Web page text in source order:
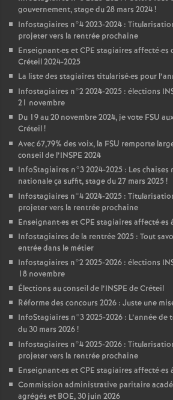
gouvernement, stage du 28 mars 2024!
Infostagiaires n°4 2023-2024 :
projeter vers la rentrée prochaine
Enseignant·es etCPE stagiaires affecté·es
Créteil 2024-2025
La liste des stagiaires titularisé·es pour
Infostagiaires n°2 2024-2025 : élections
21 novembre
Du 19 au 20 novembre 2024, je vote FSU
Créteil!
Avec 67,79% des voix, la FSU remporte
conseil de l’INSPE 2024
InfoStagiaires n°3 2024-2025 : Les chaises
nationale ça suffit, stage du 27 mars 2025!
Infostagiaires n°4 2024-2025 :
projeter vers la rentrée prochaine
Enseignant·es etCPE stagiaires affecté·es
Infostagiaires de la rentrée 2025 : Tout
entrée dans le métier
Infostagiaires n°2 2025-2026 : élections
18 novembre
Élections au conseil de l’INSPE de Créteil
Réforme des concours 2026 : Juste une
InfoStagiaires n°3 2025-2026 : L’année de
du 30 mars 2026!
Infostagiaires n°4 2025-2026 :
projeter vers la rentrée prochaine
Enseignant·es etCPE stagiaires affecté·es
Commission administrative paritaire
agrégés et BOE, 30 juin 2026